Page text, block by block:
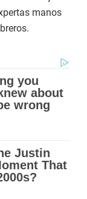
manos